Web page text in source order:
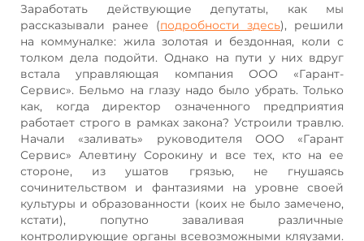
Заработать действующие депутаты, как мы
рассказывали ранее (подробности здесь), решили
на коммуналке: жила золотая и бездонная, коли с
толком дела подойти. Однако на пути у них вдруг
встала управляющая компания ООО «Гарант-
Сервис». Бельмо на глазу надо было убрать. Только
как, когда директор означенного предприятия
работает строго в рамках закона? Устроили травлю.
Начали «заливать» руководителя ООО «Гарант
Сервис» Алевтину Сорокину и все тех, кто на ее
стороне, из ушатов грязью, не гнушаясь
сочинительством и фантазиями на уровне своей
культуры и образованности (коих не было замечено,
кстати), попутно заваливая различные
контролирующие органы всевозможными кляузами.